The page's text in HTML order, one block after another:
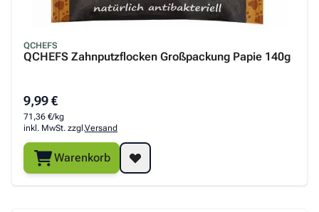
QCHEFS
QCHEFS Zahnputzflocken Großpackung Papie 140g
9,99 €
71,36 €/kg
inkl. MwSt. zzgl.Versand
Warenkorb